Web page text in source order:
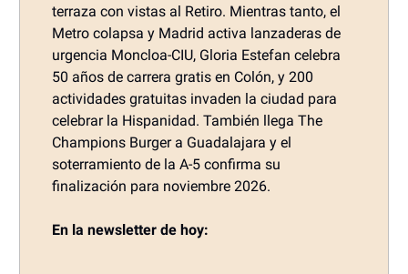
terraza con vistas al Retiro. Mientras tanto, el
Metro colapsa y Madrid activa lanzaderas de
urgencia Moncloa-CIU, Gloria Estefan celebra
50 años de carrera gratis en Colón, y 200
actividades gratuitas invaden la ciudad para
celebrar la Hispanidad. También llega The
Champions Burger a Guadalajara y el
soterramiento de la A-5 confirma su
finalización para noviembre 2026.
En la newsletter de hoy: